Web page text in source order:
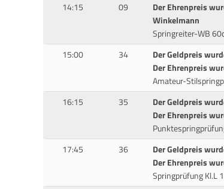
14:15 09
Der Ehrenpreis
Winkelmann
Springreiter-WB
15:00 34
Der Geldpreis
Der Ehrenpreis
Amateur-
16:15 35
Der Geldpreis
Der Ehrenpreis
17:45 36
Der Geldpreis
Der Ehrenpreis
Springprüfung Kl.L